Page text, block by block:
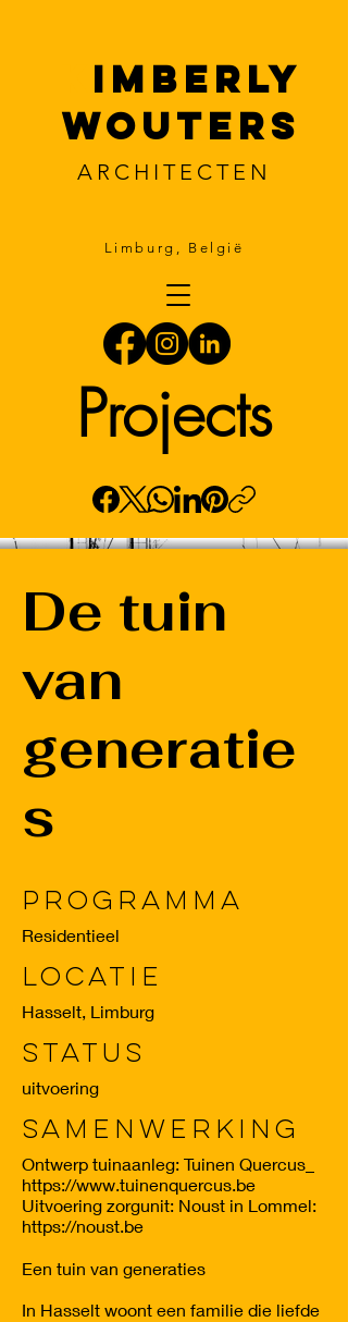
imberly
wouters
ARCHITECTEN
Limburg, België
Projects
De tuin
van
generatie
s
Programma
Residentieel
Locatie
Hasselt, Limburg
Status
uitvoering
Samenwerking
Ontwerp tuinaanleg: Tuinen Quercus_
https://www.tuinenquercus.be
Uitvoering zorgunit: Noust in Lommel:
https://noust.be
Een tuin van generaties
In Hasselt woont een familie die liefde